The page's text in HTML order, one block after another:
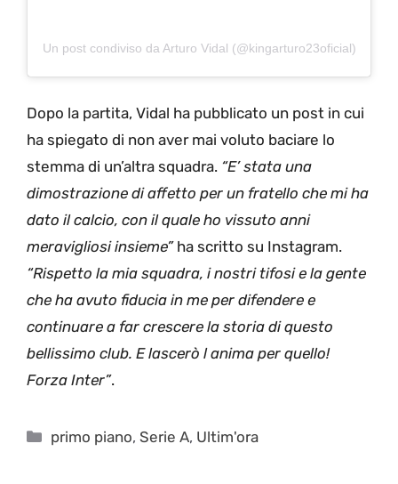
Un post condiviso da Arturo Vidal (@kingarturo23oficial)
Dopo la partita, Vidal ha pubblicato un post in cui
ha spiegato di non aver mai voluto baciare lo
stemma di un’altra squadra. “E’ stata una
dimostrazione di affetto per un fratello che mi ha
dato il calcio, con il quale ho vissuto anni
meravigliosi insieme”ha scritto su Instagram.
“Rispetto la mia squadra, i nostri tifosi e la gente
che ha avuto fiducia in me per difendere e
continuare a far crescere la storia di questo
bellissimo club. E lascerò l anima per quello!
Forza Inter”.
Categorie
primo piano,Serie A, Ultim'ora